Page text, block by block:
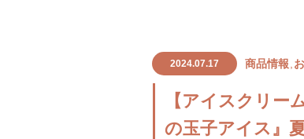
2024.07.17 商品情報
【アイスクリー
の玉子アイス』